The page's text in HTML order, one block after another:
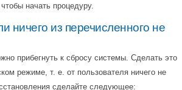
начать процедуру.
ничего из перечисленного не
прибегнуть к сбросу системы. Сделать это
режиме, т. е. от пользователя ничего не
сделайте следующее: